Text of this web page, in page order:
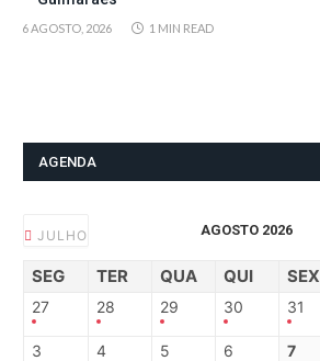
6 AGOSTO, 2026 1 MIN READ
AGENDA
JULHO AGOSTO 2026
SEG TER QUA QUI SEX
27 28 29 30 31
3 4 5 6 7